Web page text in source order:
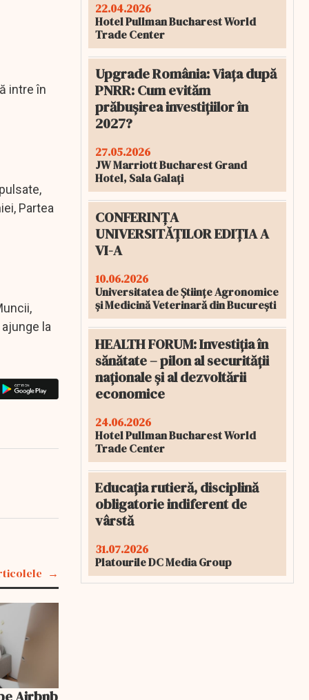
intre în
Partea
la
22.04.2026
Hotel Pullman Bucharest World
Trade Center
Upgrade România: Viața după
PNRR: Cum evităm
prăbușirea investițiilor în
2027?
27.05.2026
JW Marriott Bucharest Grand
Hotel, Sala Galați
CONFERINȚA
UNIVERSITĂȚILOR EDIȚIA A
VI-A
10.06.2026
Universitatea de Științe Agronomice
și Medicină Veterinară din București
HEALTH FORUM: Investiția în
sănătate – pilon al securității
naționale și al dezvoltării
economice
24.06.2026
Hotel Pullman Bucharest World
Trade Center
Educația rutieră, disciplină
obligatorie indiferent de
vârstă
31.07.2026
Platourile DC Media Group